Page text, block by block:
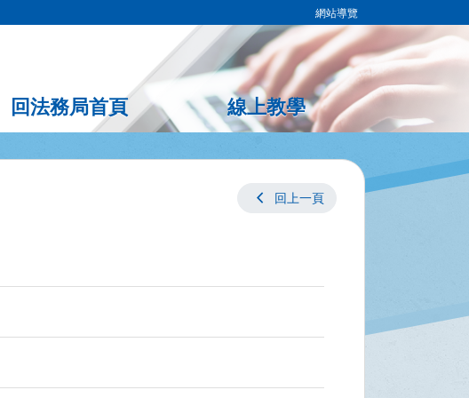
回法務局首頁 線上教學
網站導覽
chevron_left 回上一頁